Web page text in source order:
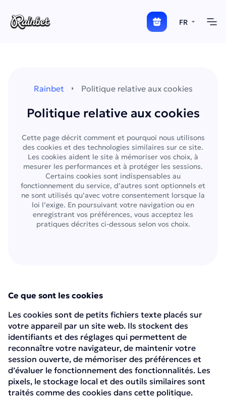
FR
Rainbet Politique relative aux cookies
Politique relative aux cookies
Cette page décrit comment et pourquoi nous utilisons
des cookies et des technologies similaires sur ce site.
Les cookies aident le site à mémoriser vos choix, à
mesurer les performances et à protéger les sessions.
Certains cookies sont indispensables au
fonctionnement du service, d’autres sont optionnels et
ne sont utilisés qu’avec votre consentement lorsque la
loi l’exige. En poursuivant votre navigation ou en
enregistrant vos préférences, vous acceptez les
pratiques décrites ci-dessous selon vos choix.
Ce que sont les cookies
Les cookies sont de petits fichiers texte placés sur
votre appareil par un site web. Ils stockent des
identifiants et des réglages qui permettent de
reconnaître votre navigateur, de maintenir votre
session ouverte, de mémoriser des préférences et
d’évaluer le fonctionnement des fonctionnalités. Les
pixels, le stockage local et des outils similaires sont
traités comme des cookies dans cette politique.